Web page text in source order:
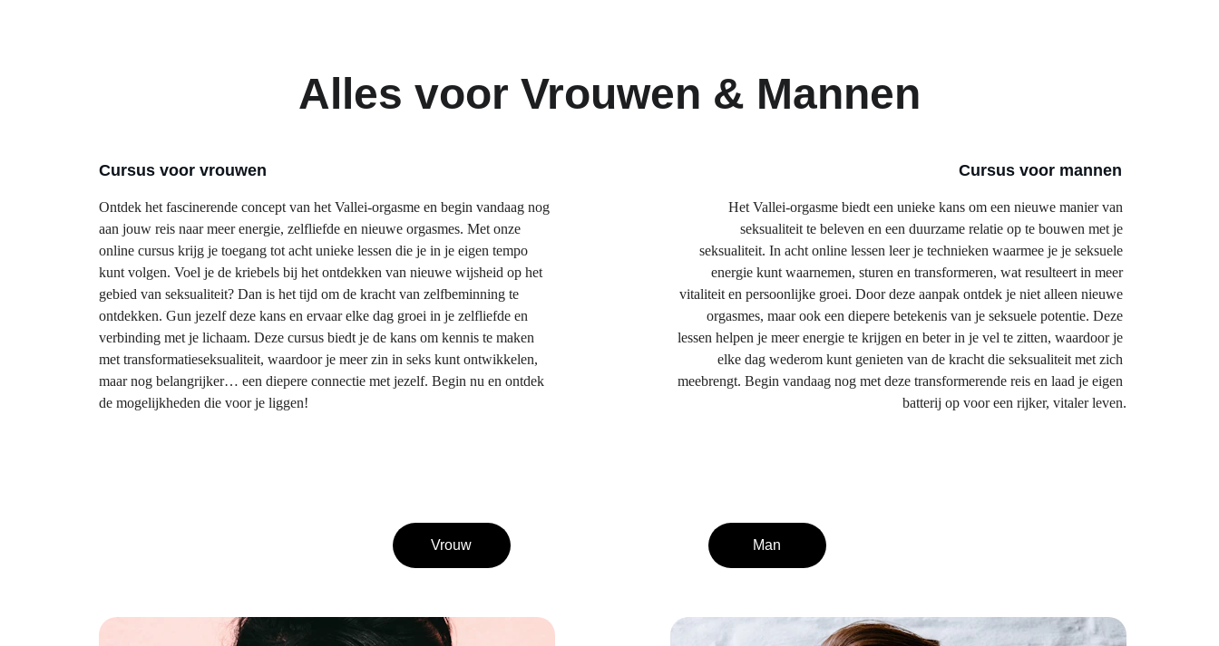
Alles voor Vrouwen & Mannen
Ontdek het fascinerende concept van het Vallei-orgasme en begin vandaag nog
aan jouw reis naar meer energie, zelfliefde en nieuwe orgasmes. Met onze
online cursus krijg je toegang tot acht unieke lessen die je in je eigen tempo
kunt volgen. Voel je de kriebels bij het ontdekken van nieuwe wijsheid op het
gebied van seksualiteit? Dan is het tijd om de kracht van zelfbeminning te
ontdekken. Gun jezelf deze kans en ervaar elke dag groei in je zelfliefde en
verbinding met je lichaam. Deze cursus biedt je de kans om kennis te maken
met transformatieseksualiteit, waardoor je meer zin in seks kunt ontwikkelen,
maar nog belangrijker… een diepere connectie met jezelf. Begin nu en ontdek
de mogelijkheden die voor je liggen!
Cursus voor vrouwen Cursus voor mannen
Het Vallei-orgasme biedt een unieke kans om een nieuwe manier van
seksualiteit te beleven en een duurzame relatie op te bouwen met je
seksualiteit. In acht online lessen leer je technieken waarmee je je seksuele
energie kunt waarnemen, sturen en transformeren, wat resulteert in meer
vitaliteit en persoonlijke groei. Door deze aanpak ontdek je niet alleen nieuwe
orgasmes, maar ook een diepere betekenis van je seksuele potentie. Deze
lessen helpen je meer energie te krijgen en beter in je vel te zitten, waardoor je
elke dag wederom kunt genieten van de kracht die seksualiteit met zich
meebrengt. Begin vandaag nog met deze transformerende reis en laad je eigen
batterij op voor een rijker, vitaler leven.
Vrouw Man